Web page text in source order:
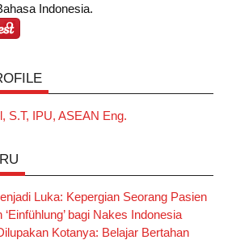
Indonesia.
S.T, IPU, ASEAN Eng.
Luka: Kepergian Seorang Pasien
bagi Nakes Indonesia
Kotanya: Belajar Bertahan